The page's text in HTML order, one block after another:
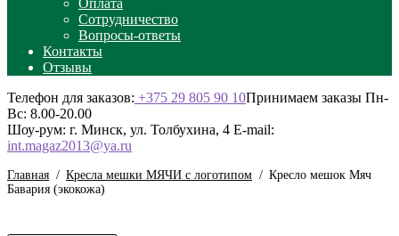
Оплата
Сотрудничество
Вопросы-ответы
Контакты
Отзывы
Телефон для заказов: +375 29 805 90 10Принимаем заказы Пн-
Вс: 8.00-20.00
Шоу-рум: г. Минск, ул. Толбухина, 4 E-mail:
int.magaz2013@ya.ru
Главная / Кресла мешки МЯЧИ с логотипом / Кресло мешок Мяч
Бавария (экокожа)